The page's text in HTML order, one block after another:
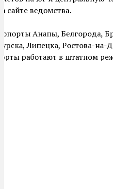
сайте ведомства.
Анапы, Белгорода,
Липецка, Ростова-на-
работают в штатном